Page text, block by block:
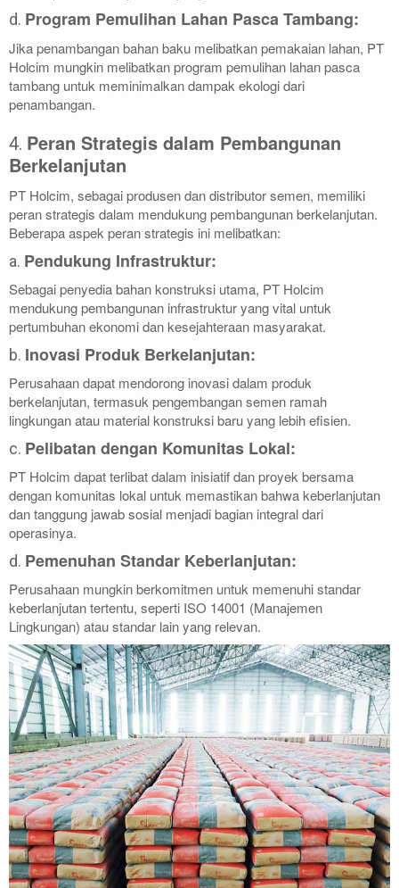
d. Program Pemulihan Lahan Pasca Tambang:
Jika penambangan bahan baku melibatkan pemakaian lahan, PT
Holcim mungkin melibatkan program pemulihan lahan pasca
tambang untuk meminimalkan dampak ekologi dari
penambangan.
4. Peran Strategis dalam Pembangunan
Berkelanjutan
PT Holcim, sebagai produsen dan distributor semen, memiliki
peran strategis dalam mendukung pembangunan berkelanjutan.
Beberapa aspek peran strategis ini melibatkan:
a. Pendukung Infrastruktur:
Sebagai penyedia bahan konstruksi utama, PT Holcim
mendukung pembangunan infrastruktur yang vital untuk
pertumbuhan ekonomi dan kesejahteraan masyarakat.
b. Inovasi Produk Berkelanjutan:
Perusahaan dapat mendorong inovasi dalam produk
berkelanjutan, termasuk pengembangan semen ramah
lingkungan atau material konstruksi baru yang lebih efisien.
c. Pelibatan dengan Komunitas Lokal:
PT Holcim dapat terlibat dalam inisiatif dan proyek bersama
dengan komunitas lokal untuk memastikan bahwa keberlanjutan
dan tanggung jawab sosial menjadi bagian integral dari
operasinya.
d. Pemenuhan Standar Keberlanjutan:
Perusahaan mungkin berkomitmen untuk memenuhi standar
keberlanjutan tertentu, seperti ISO 14001 (Manajemen
Lingkungan) atau standar lain yang relevan.